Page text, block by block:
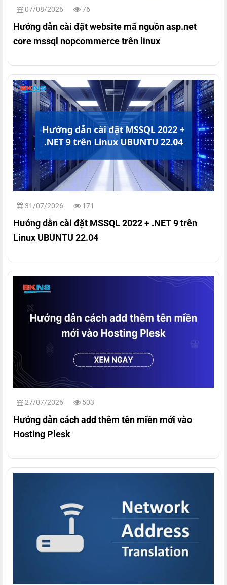
07/08/2026 76
Hướng dẫn cài đặt website mã nguồn asp.net
core mssql nopcommerce trên linux
31/07/2026 171
Hướng dẫn cài đặt MSSQL 2022 + .NET 9 trên
Linux UBUNTU 22.04
27/07/2026 503
Hướng dẫn cách add thêm tên miền mới vào
Hosting Plesk